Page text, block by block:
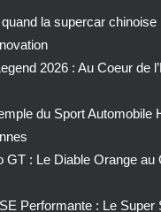
la supercar chinoise
2026 : Au Coeur de
du Sport Automobile
GT : Le Diable Orange
Performante : Le Super